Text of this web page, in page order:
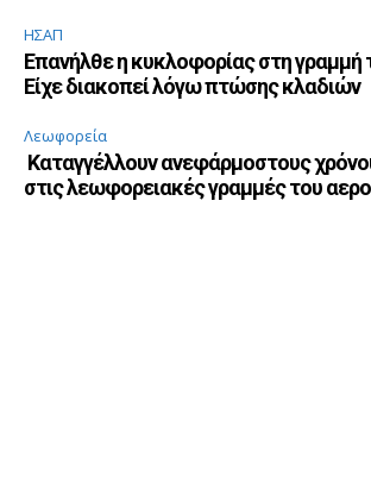
ΗΣΑΠ
Επανήλθε η κυκλοφορίας στη
Είχε διακοπεί λόγω πτώσης κλαδιών
Λεωφορεία
Καταγγέλλουν ανεφάρμοστους
στις λεωφορειακές γραμμές του